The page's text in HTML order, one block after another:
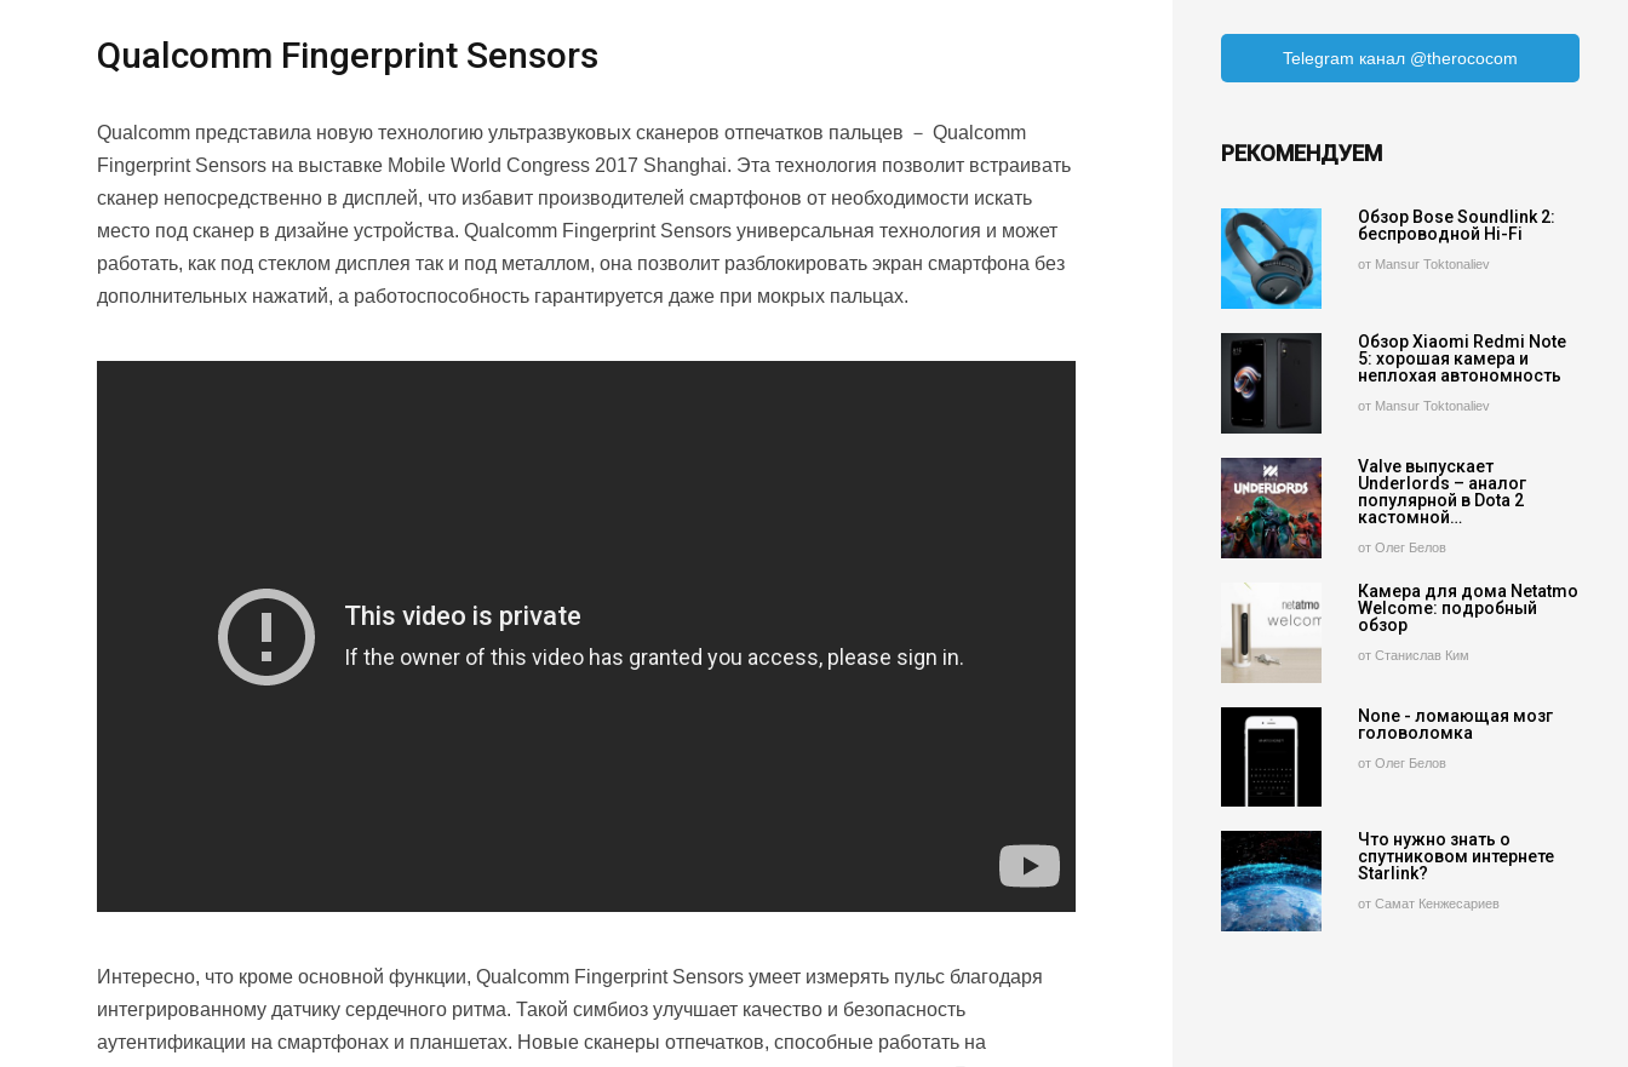
Qualcomm Fingerprint Sensors
Qualcomm представила новую технологию ультразвуковых сканеров отпечатков пальцев － Qualcomm
Fingerprint Sensors на выставке Mobile World Congress 2017 Shanghai. Эта технология позволит встраивать
сканер непосредственно в дисплей, что избавит производителей смартфонов от необходимости искать
место под сканер в дизайне устройства. Qualcomm Fingerprint Sensors универсальная технология и может
работать, как под стеклом дисплея так и под металлом, она позволит разблокировать экран смартфона без
дополнительных нажатий, а работоспособность гарантируется даже при мокрых пальцах.
Интересно, что кроме основной функции, Qualcomm Fingerprint Sensors умеет измерять пульс благодаря
интегрированному датчику сердечного ритма. Такой симбиоз улучшает качество и безопасность
аутентификации на смартфонах и планшетах. Новые сканеры отпечатков, способные работать на
Telegram канал @therococom
РЕКОМЕНДУЕМ
Обзор Bose Soundlink 2:
беспроводной Hi-Fi
от Mansur Toktonaliev
Обзор Xiaomi Redmi Note
5: хорошая камера и
неплохая автономность
от Mansur Toktonaliev
Valve выпускает
Underlords – аналог
популярной в Dota 2
кастомной…
от Олег Белов
Камера для дома Netatmo
Welcome: подробный
обзор
от Станислав Ким
None - ломающая мозг
головоломка
от Олег Белов
Что нужно знать о
спутниковом интернете
Starlink?
от Самат Кенжесариев